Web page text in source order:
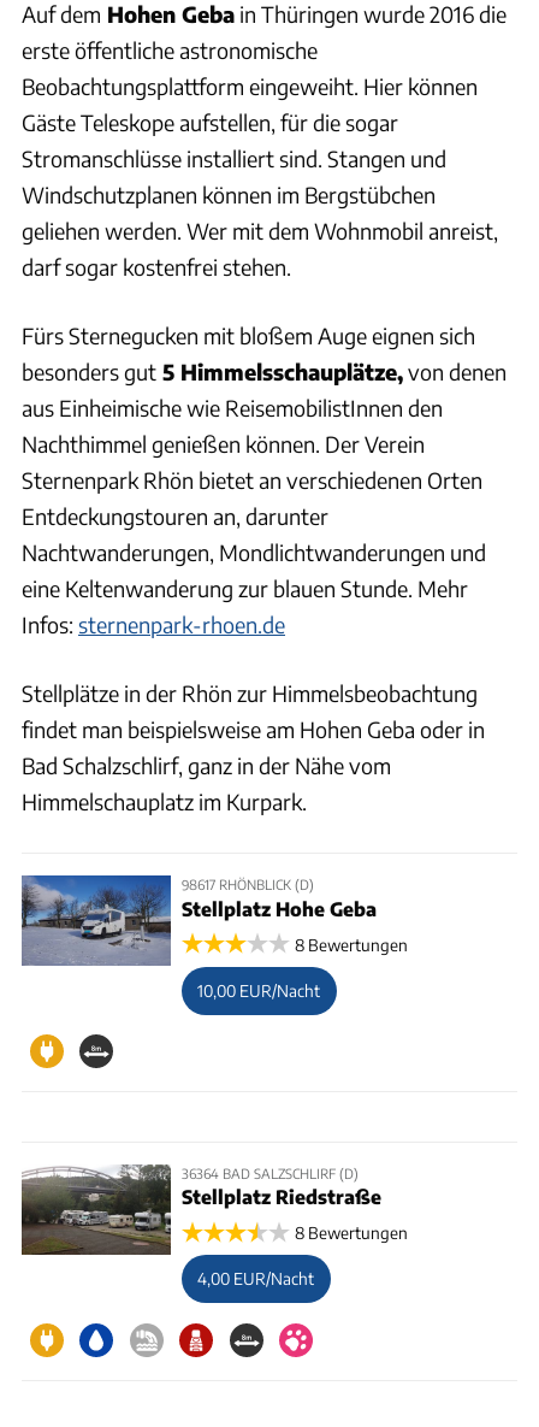
Auf dem Hohen Geba in Thüringen wurde 2016 die
erste öffentliche astronomische
Beobachtungsplattform eingeweiht. Hier können
Gäste Teleskope aufstellen, für die sogar
Stromanschlüsse installiert sind. Stangen und
Windschutzplanen können im Bergstübchen
geliehen werden. Wer mit dem Wohnmobil anreist,
darf sogar kostenfrei stehen.
Fürs Sternegucken mit bloßem Auge eignen sich
besonders gut 5 Himmelsschauplätze,von denen
aus Einheimische wie ReisemobilistInnen den
Nachthimmel genießen können. Der Verein
Sternenpark Rhön bietet an verschiedenen Orten
Entdeckungstouren an, darunter
Nachtwanderungen, Mondlichtwanderungen und
eine Keltenwanderung zur blauen Stunde. Mehr
Infos: sternenpark-rhoen.de
Stellplätze in der Rhön zur Himmelsbeobachtung
findet man beispielsweise am Hohen Geba oder in
Bad Schalzschlirf, ganz in der Nähe vom
Himmelschauplatz im Kurpark.
98617 RHÖNBLICK (D)
Stellplatz Hohe Geba
8 Bewertungen
10,00 EUR/Nacht
36364 BAD SALZSCHLIRF (D)
Stellplatz Riedstraße
8 Bewertungen
4,00 EUR/Nacht